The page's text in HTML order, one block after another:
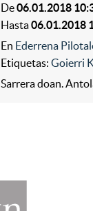
De06.01.2018
Hasta06.01.2018
En Ederrena
Etiquetas:Goierri
Sarrera doan.